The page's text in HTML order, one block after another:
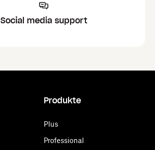
Social media support
Produkte
Plus
Professional